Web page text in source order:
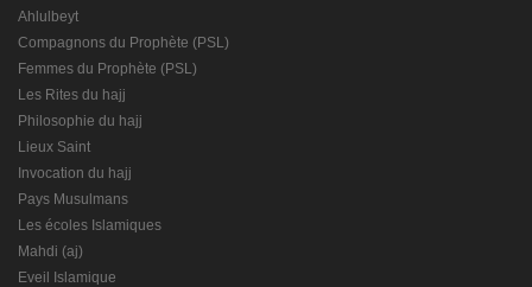
Ahlulbeyt
Compagnons du Prophète (PSL)
Femmes du Prophète (PSL)
Les Rites du hajj
Philosophie du hajj
Lieux Saint
Invocation du hajj
Pays Musulmans
Les écoles Islamiques
Mahdi (aj)
Eveil Islamique